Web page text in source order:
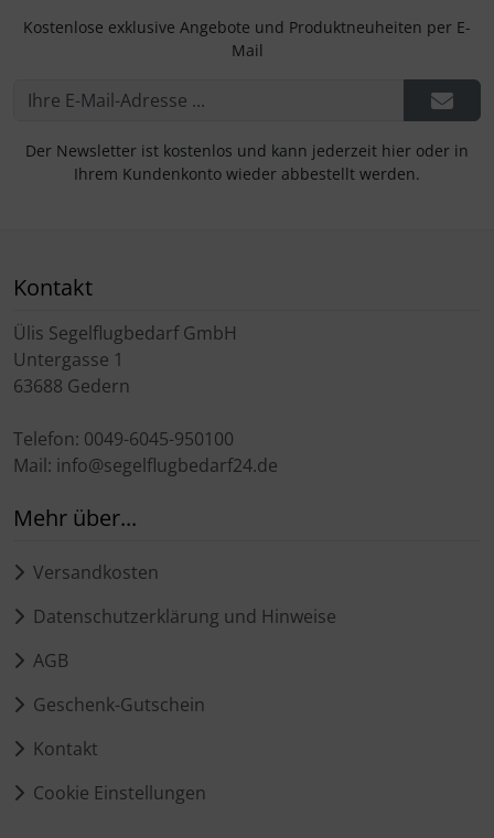
Kostenlose exklusive Angebote und Produktneuheiten per E-
Mail
Der Newsletter ist kostenlos und kann jederzeit hier oder in
Ihrem Kundenkonto wieder abbestellt werden.
Kontakt
Ülis Segelflugbedarf GmbH
Untergasse 1
63688 Gedern
Telefon: 0049-6045-950100
Mail: info@segelflugbedarf24.de
Mehr über...
Versandkosten
Datenschutzerklärung und Hinweise
AGB
Geschenk-Gutschein
Kontakt
Cookie Einstellungen